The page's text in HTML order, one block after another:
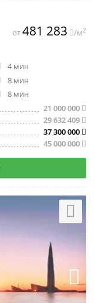
4 мин
8 мин
8 мин
21 000 000
29 632 409
37 300 000
45 000 000
от481 283 /м2